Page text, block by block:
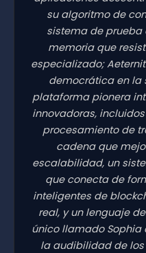
su algoritmo de
sistema de
memoria que
especializado;
democrática en la
plataforma pionera
innovadoras,
procesamiento de
cadena que
escalabilidad, un
que conecta de
inteligentes de
real, y un lenguaje
único llamado
la audibilidad de los